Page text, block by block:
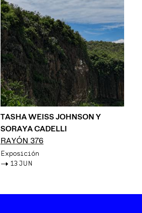
TASHA WEISS JOHNSON Y
SORAYA CADELLI
RAYÓN 376
Exposición
-> 13 JUN